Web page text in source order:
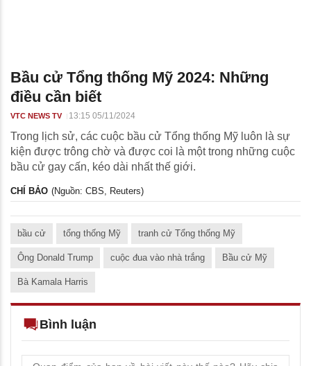
Bầu cử Tổng thống Mỹ 2024: Những
điều cần biết
VTC NEWS TV 13:15 05/11/2024
Trong lịch sử, các cuộc bầu cử Tổng thống Mỹ luôn là sự
kiện được trông chờ và được coi là một trong những cuộc
bầu cử gay cấn, kéo dài nhất thế giới.
CHÍ BẢO (Nguồn: CBS, Reuters)
bầu cử tổng thống Mỹ tranh cử Tổng thống Mỹ
Ông Donald Trump cuộc đua vào nhà trắng Bầu cử Mỹ
Bà Kamala Harris
Bình luận